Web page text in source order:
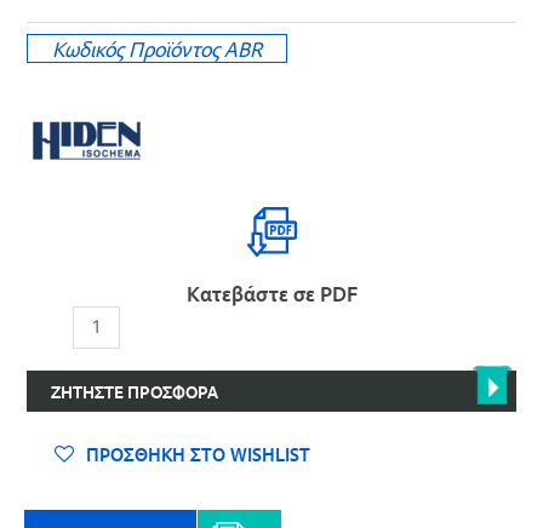
Κωδικός ΠροϊόντοςΑΒR
Κατεβάστε σε PDF
Αυτόματος
Αναλυτής
Διαπερατότητας
ποσότητα
ΖΗΤΉΣΤΕ ΠΡΟΣΦΟΡΆ
ΠΡΟΣΘΉΚΗ ΣΤΟ WISHLIST